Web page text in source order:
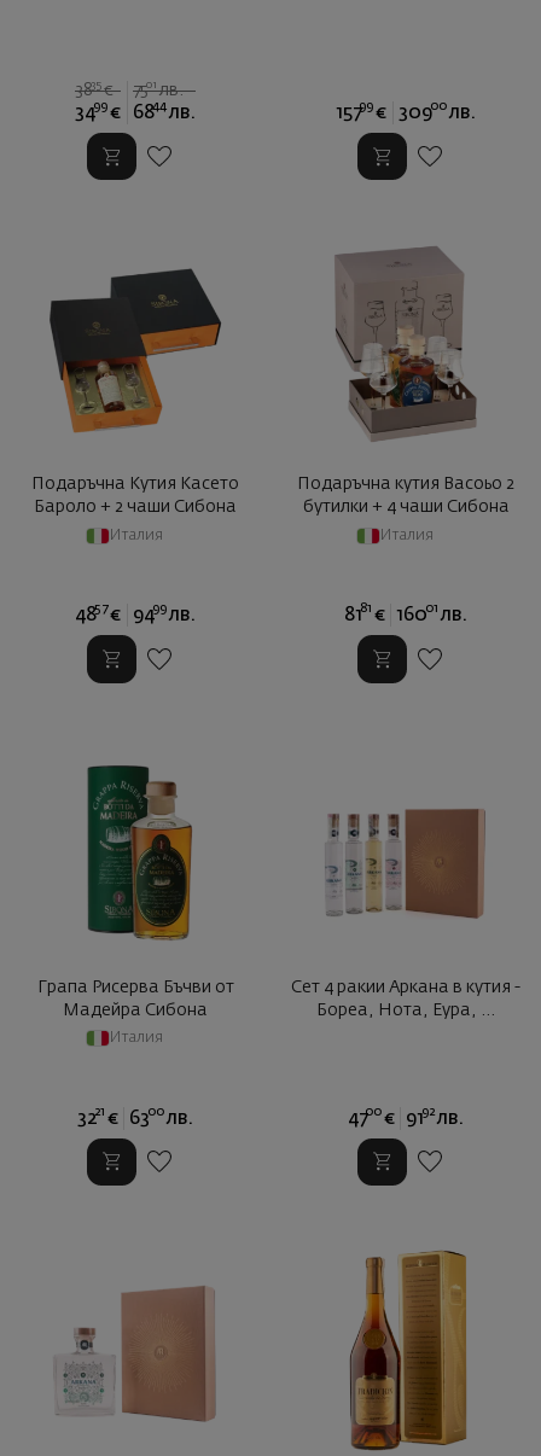
3835 € 7501 лв.
3499 € 6844 лв. 15799 € 30900 лв.
Подаръчна Кутия Касето
Бароло + 2 чаши Сибона
Италия
4857 € 9499 лв.
Подаръчна кутия Васоьо 2
бутилки + 4 чаши Сибона
Италия
8181 € 16001 лв.
Грапа Рисерва Бъчви от
Мадейра Сибона
Италия
3221 € 6300 лв.
Сет 4 ракии Аркана в кутия -
4700 € 9192 лв.